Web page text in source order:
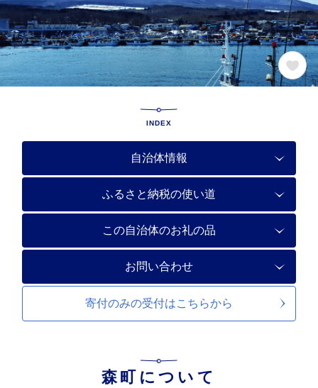
INDEX
自治体情報
ふるさと納税の使い道
この自治体のお礼の品
お問い合わせ
寄付のみの受付はこちらから
森町について